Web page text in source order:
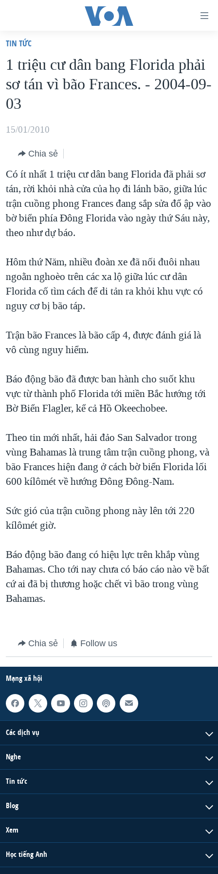
truy
cập
Tới
nội
chính
hướng
chính
Đi
tới
"Tìm"
VIỆT NAM
HOA KỲ
BIỂN ĐÔNG
THẾ GIỚI
DIỄN ĐÀN
MỤC
TỰ DO BÁO CHÍ
VẠCH TRẦN TIN GIẢ
NGƯỜI VIỆT HẢI NGOẠI
KINH TẾ
KHOA HỌC
THỂ THAO
GIÁO DỤC
CHUYÊN ĐỀ
CHIẾN TRANH THƯƠNG MẠI CỦA MỸ: QUÁ KHỨ VÀ HIỆN
TẠI
HÀNH TRÌNH BẦU CỬ 2024
MỘT NĂM CHIẾN TRANH TẠI DẢI GAZA
GIẢI MÃ VÀNH ĐAI & CON ĐƯỜNG
NGÀY TỊ NẠN THẾ GIỚI
TRỊNH VĨNH BÌNH - NGƯỜI HẠ 'BÊN THẮNG CUỘC'
CHI PHÍ CHIẾN TRANH AFGHANISTAN
THƯỢNG ĐỈNH TRUMP-KIM TẠI VIỆT NAM
TRỊNH VĨNH BÌNH VS. CHÍNH PHỦ VIỆT NAM
NGƯ DÂN VIỆT VÀ LÀN SÓNG TRỘM HẢI SÂM
BÊN KIA QUỐC LỘ: TIẾNG VỌNG TỪ NÔNG THÔN MỸ
QUAN HỆ VIỆT MỸ
HỌC TIẾNG ANH
VIDEO
MẠNG XÃ HỘI
TIN TỨC
1 triệu cư dân bang Florida phải
sơ tán vì bão Frances. - 2004-09-
03
15/01/2010
Chia sẻ
Có ít nhất 1 triệu cư dân bang Florida đã phải sơ
tán, rời khỏi nhà cửa của họ đi lánh bão, giữa lúc
trận cuồng phong Frances đang sắp sửa đổ ập vào
bờ biển phía Đông Florida vào ngày thứ Sáu này,
theo như dự báo.
Hôm thứ Năm, nhiều đoàn xe đã nối đuôi nhau
ngoằn nghoèo trên các xa lộ giữa lúc cư dân
Florida cố tìm cách để di tản ra khỏi khu vực có
nguy cơ bị bão táp.
Trận bão Frances là bão cấp 4, được đánh giá là
vô cùng nguy hiểm.
Báo động bão đã được ban hành cho suốt khu
vực từ thành phố Florida tới miền Bắc hướng tới
Bờ Biển Flagler, kể cả Hồ Okeechobee.
Theo tin mới nhất, hải đảo San Salvador trong
vùng Bahamas là trung tâm trận cuồng phong, và
bão Frances hiện đang ở cách bờ biển Florida lối
600 kílômét về hướng Đông Đông-Nam.
Sức gió của trận cuồng phong này lên tới 220
kílômét giờ.
Báo động bão đang có hiệu lực trên khắp vùng
Bahamas. Cho tới nay chưa có báo cáo nào về bất
cứ ai đã bị thương hoặc chết vì bão trong vùng
Bahamas.
Chia sẻ Follow us
Mạng xã hội
Các dịch vụ
Nghe
Tin tức
Blog
Xem
Học tiếng Anh